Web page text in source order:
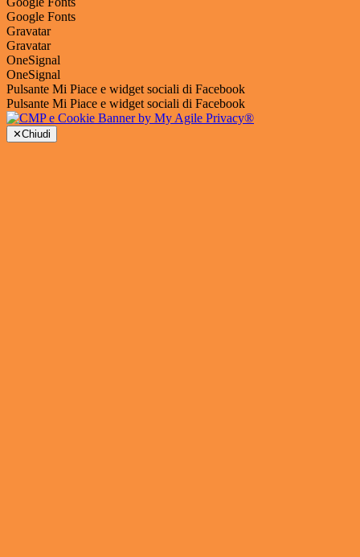
Google Fonts
Gravatar
Gravatar
OneSignal
OneSignal
Pulsante Mi Piace e widget sociali di Facebook
Pulsante Mi Piace e widget sociali di Facebook
✕Chiudi